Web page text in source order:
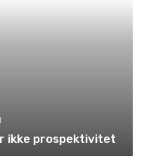
ikke prospektivitet